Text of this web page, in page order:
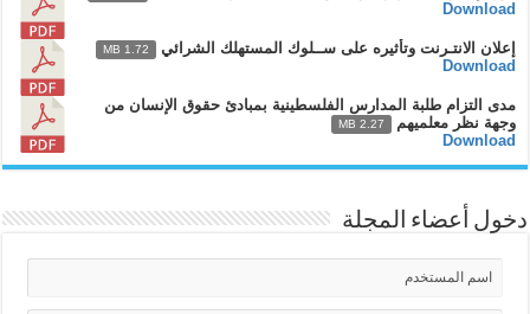
Download
إعلان الانتـرنت وتأثيره على ســلوك المستهلك الشرائي 1.72 MB
Download
مدى التزام طلبة المدارس الفلسطينية بمبادئ حقوق الإنسان من
وجهة نظر معلميهم
2.27 MB
Download
دخول أعضاء المجلة